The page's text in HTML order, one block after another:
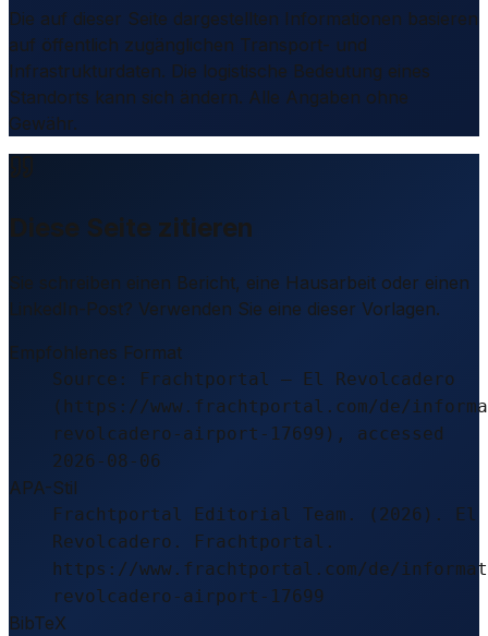
Die auf dieser Seite dargestellten Informationen basieren
auf öffentlich zugänglichen Transport- und
Infrastrukturdaten. Die logistische Bedeutung eines
Standorts kann sich ändern. Alle Angaben ohne
Gewähr.
Diese Seite zitieren
Sie schreiben einen Bericht, eine Hausarbeit oder einen
LinkedIn-Post? Verwenden Sie eine dieser Vorlagen.
Empfohlenes Format
Source: Frachtportal – El Revolcadero
(https://www.frachtportal.com/de/
revolcadero-airport-17699), accessed
2026-08-06
APA-Stil
Frachtportal Editorial Team. (2026). El
Revolcadero. Frachtportal.
https://www.frachtportal.com/de/
revolcadero-airport-17699
BibTeX